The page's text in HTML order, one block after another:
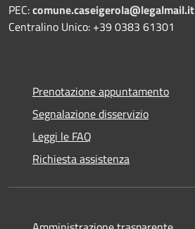
PEC:comune.caseigerola@legalmail.it
Centralino Unico: +39 0383 61301
Prenotazione appuntamento
Segnalazione disservizio
Leggi le FAQ
Richiesta assistenza